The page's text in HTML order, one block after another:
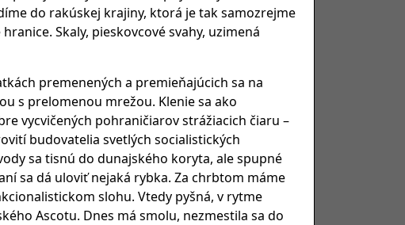
do rakúskej krajiny, ktorá je tak samozrejme
Skaly, pieskovcové svahy, uzimená
premenených a premieňajúcich sa na
s prelomenou mrežou. Klenie sa ako
vycvičených pohraničiarov strážiacich čiaru –
budovatelia svetlých socialistických
sa tisnú do dunajského koryta, ale spupné
sa dá uloviť nejaká rybka. Za chrbtom máme
slohu. Vtedy pyšná, v rytme
Ascotu. Dnes má smolu, nezmestila sa do